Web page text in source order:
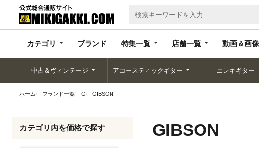
カテゴリ ブランド 特集一覧 店舗一覧 動画＆画像
カテゴリ ブランド 特集一覧 店舗一覧
中古＆ヴィンテージ アコースティックギター エレキギター
ホーム ブランド一覧 G GIBSON
カテゴリ内を価格で探す GIBSON